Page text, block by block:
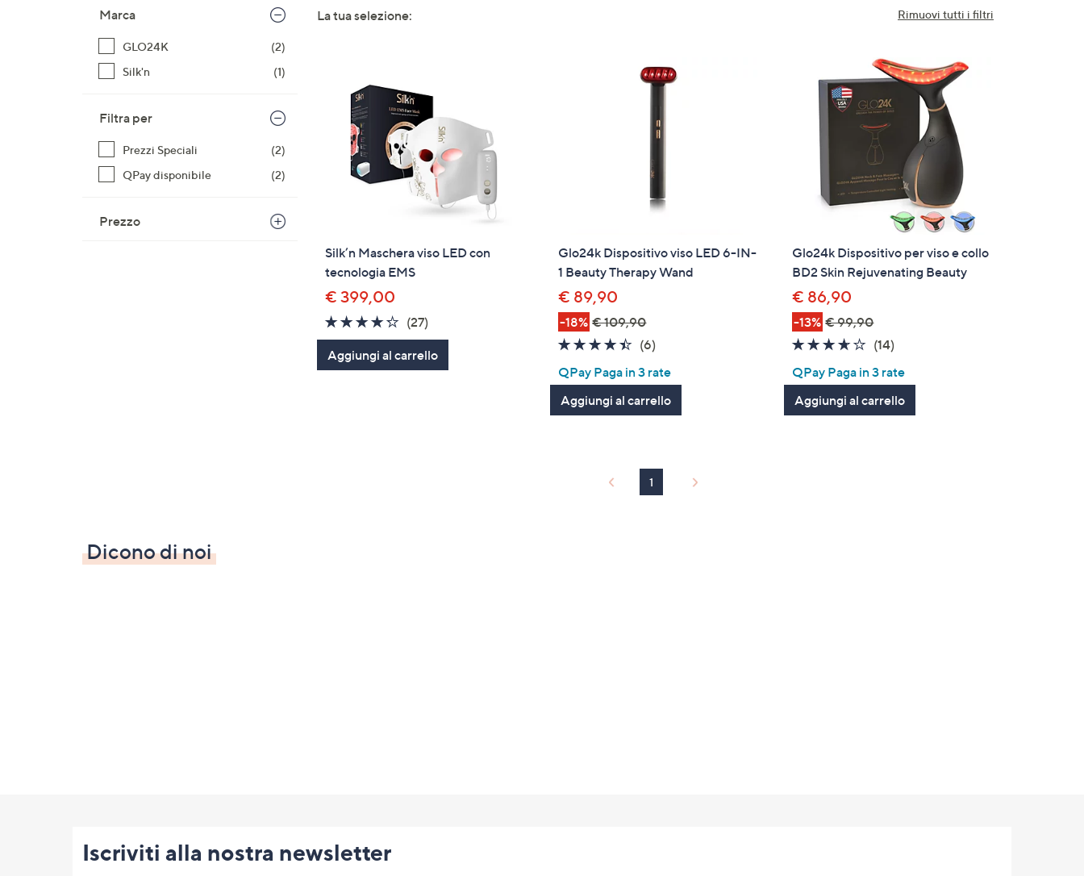
dispositivi
touch
consultarli.
prodotti
Marca
GLO24K
(2)
Silk'n
(1)
Filtra per
Prezzi Speciali
(2)
QPay disponibile
(2)
Prezzo
Rimuovi tutti i filtri
La tua selezione:
Silk’n Maschera viso LED con
tecnologia EMS
€ 399,00
4.3
of
5
(27)27
Recensioni
Aggiungi al carrello
Glo24k Dispositivo viso LED 6-IN-
1 Beauty Therapy Wand
€ 89,90
-18% € 109,90
4.3
5
Stars
(6)
QPay Paga in 3 rate
Aggiungi al carrello
Glo24k Dispositivo per viso e collo
BD2 Skin Rejuvenating Beauty
€ 86,90
-13% € 99,90
3.6
5
Stars
(14)
QPay Paga in 3 rate
Aggiungi al carrello
1
Dicono di noi
Iscriviti alla nostra newsletter